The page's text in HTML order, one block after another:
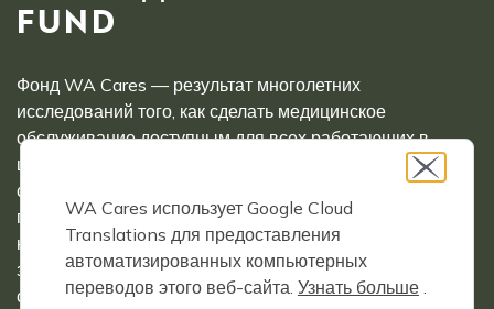
FUND
Фонд WA Cares — результат многолетних
исследований того, как сделать медицинское
обслуживание доступным для всех работающих в
штате Вашингтон. Будучи государственной программой
страхования долгосрочного ухода, WA Cares
гарантирует покрытие для всех работающих
независимо от наличия ранее существовавших
заболеваний. Вашингтон — первый штат в стране,
создавший доступный способ для широкого среднего
WA Cares использует Google Cloud
Translations для предоставления
автоматизированных компьютерных
переводов этого веб-сайта. Узнать больше.